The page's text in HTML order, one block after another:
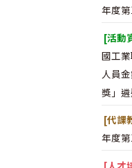
年度
[活動
國工
人員
獎」遴
[代課
年度
[人才